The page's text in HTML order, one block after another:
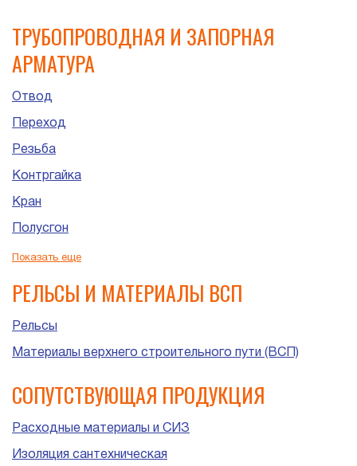
ТРУБОПРОВОДНАЯ И ЗАПОРНАЯ
АРМАТУРА
Отвод
Переход
Резьба
Контргайка
Кран
Полусгон
Сгон
Показать еще
РЕЛЬСЫ И МАТЕРИАЛЫ ВСП
Рельсы
Материалы верхнего строительного пути (ВСП)
СОПУТСТВУЮЩАЯ ПРОДУКЦИЯ
Расходные материалы и СИЗ
Изоляция сантехническая